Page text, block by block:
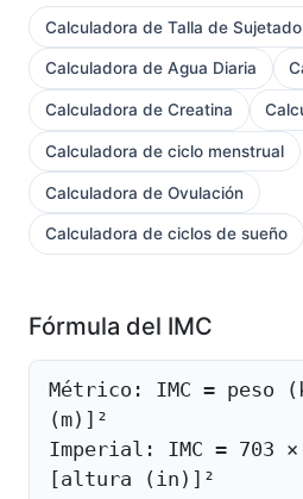
Calculadora de Talla de
Calculadora de Agua Diaria
Calculadora de Creatina
Calculadora de ciclo menstrual
Calculadora de Ovulación
Calculadora de ciclos de sueño
Fórmula del IMC
Métrico: IMC = peso
(m)]²
Imperial: IMC = 703
[altura (in)]²